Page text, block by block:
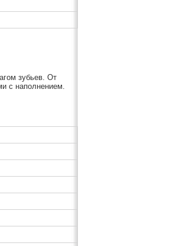
зубьев. От
с наполнением.